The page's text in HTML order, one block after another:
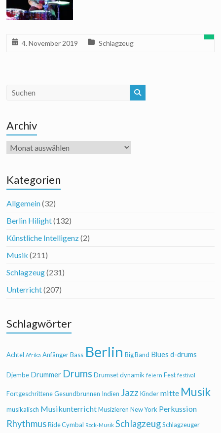
4. November 2019 Schlagzeug
Archiv
Archiv
Kategorien
Allgemein(32)
Berlin Hilight(132)
Künstliche Intelligenz(2)
Musik (211)
Schlagzeug(231)
Unterricht(207)
Schlagwörter
Achtel Afrika Anfänger Bass Berlin Big Band Blues d-drums
Djembe Drummer Drums Drumset dynamik feiern Fest festival
Fortgeschrittene Gesundbrunnen Indien Jazz Kinder mitte Musik
musikalisch Musikunterricht Musizieren New York Perkussion
Rhythmus Ride Cymbal Rock-Musik Schlagzeug Schlagzeuger